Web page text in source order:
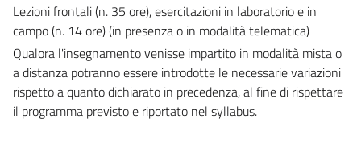
Lezioni frontali (n. 35 ore), esercitazioni in laboratorio e in
campo (n. 14 ore) (in presenza o in modalità telematica)
Qualora l'insegnamento venisse impartito in modalità mista o
a distanza potranno essere introdotte le necessarie variazioni
rispetto a quanto dichiarato in precedenza, al fine di rispettare
il programma previsto e riportato nel syllabus.